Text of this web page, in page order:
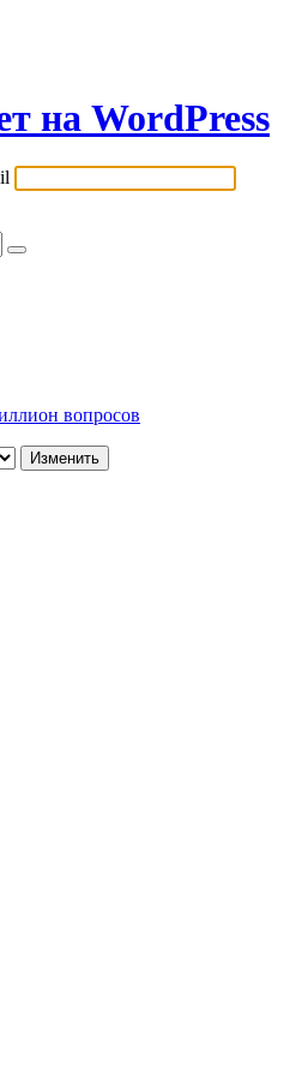
на WordPress
вопросов